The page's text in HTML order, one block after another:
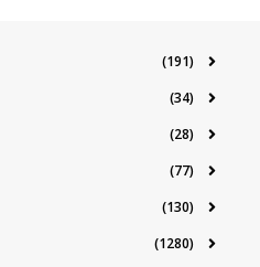
(191)
(34)
(28)
(77)
(130)
(1280)